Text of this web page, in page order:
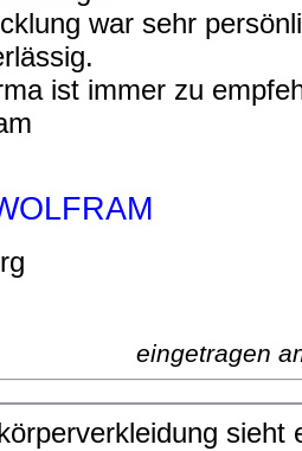
war sehr
ist immer zu
eingetragen